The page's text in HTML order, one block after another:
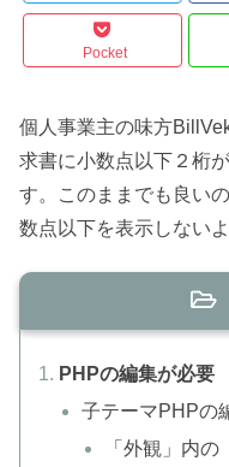
Pocket
個人事業主の味方
求書に小数点以下２桁
す。このままでも良い
数点以下を表示しない
PHPの編集が必要
子テーマPHPの
「外観」内